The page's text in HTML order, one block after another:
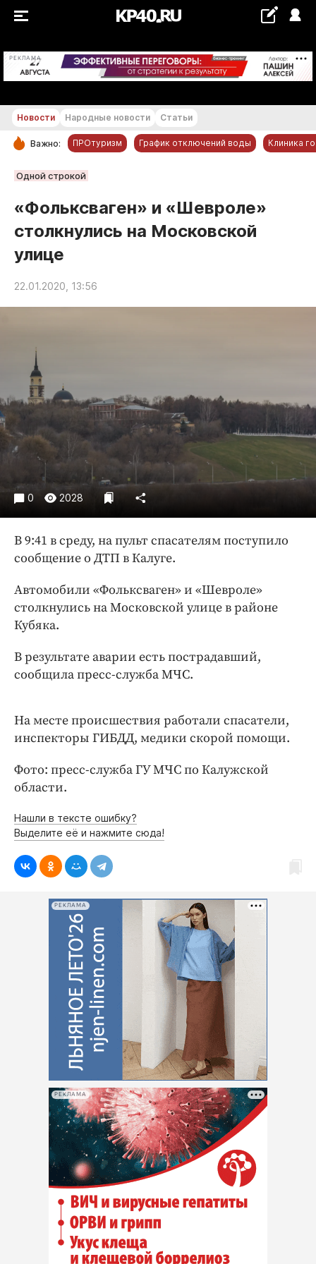
РЕКЛАМА +19...+20 °С
РУБРИКИ
Статьи
Народные новости
Авто и транспорт
Благоустройство
Образование
Общество
Погода
Праздники
Происшествия
Спорт
Экономика и бизнес
ПРОЕКТЫ
Издания
Медиаперсона
Клиника года
Бренд года
Новости Народные новости Статьи
Важно: ПРОтуризм График отключений воды Клиника
Одной строкой
«Фольксваген» и «Шевроле»
столкнулись на Московской
улице
22.01.2020, 13:56
0 2028
В 9:41 в среду, на пульт спасателям поступило
сообщение о ДТП в Калуге.
Автомобили «Фольксваген» и «Шевроле»
столкнулись на Московской улице в районе
Кубяка.
В результате аварии есть пострадавший,
сообщила пресс-служба МЧС.
На месте происшествия работали спасатели,
инспекторы ГИБДД, медики скорой помощи.
Фото: пресс-служба ГУ МЧС по Калужской
области.
Нашли в тексте ошибку?
Выделите её и нажмите сюда!
РЕКЛАМА
РЕКЛАМА